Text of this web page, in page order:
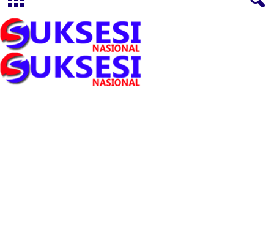
s
i
a
s